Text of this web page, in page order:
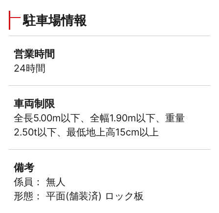
駐車場情報
営業時間
24時間
車両制限
全長5.00m以下、全幅1.90m以下、重量
2.50t以下、最低地上高15cm以上
備考
係員： 無人
形態： 平面(舗装済) ロック板